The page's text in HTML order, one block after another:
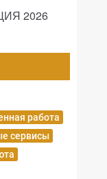
2026
работа
сервисы